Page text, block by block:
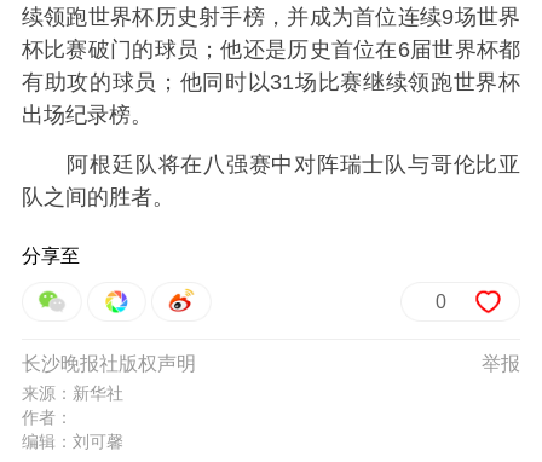
续领跑世界杯历史射手榜，并成为首位连续9场世界
杯比赛破门的球员；他还是历史首位在6届世界杯都
有助攻的球员；他同时以31场比赛继续领跑世界杯
出场纪录榜。
阿根廷队将在八强赛中对阵瑞士队与哥伦比亚
队之间的胜者。
分享至
0
举报
长沙晚报社版权声明
来源：新华社
作者：
编辑：刘可馨